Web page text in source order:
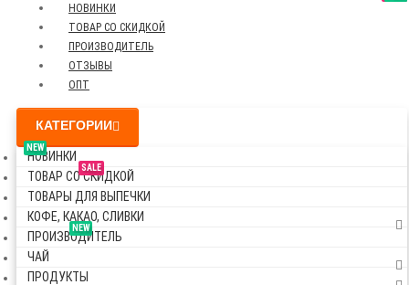
НОВИНКИ
ТОВАР СО СКИДКОЙ
ПРОИЗВОДИТЕЛЬ
ОТЗЫВЫ
ОПТ
КАТЕГОРИИ
NEW
НОВИНКИ
SALE
ТОВАР СО СКИДКОЙ
ТОВАРЫ ДЛЯ ВЫПЕЧКИ
КОФЕ, КАКАО, СЛИВКИ
NEW
ПРОИЗВОДИТЕЛЬ
ЧАЙ
ПРОДУКТЫ